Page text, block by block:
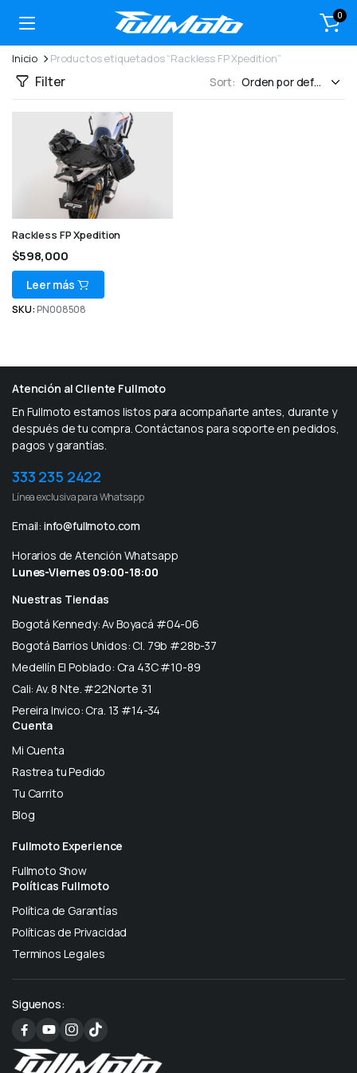
0
Inicio Productos etiquetados “Rackless FP Xpedition”
Filter Sort:
Rackless FP Xpedition
$598,000
Leer más
SKU: PN008508
Atención al Cliente Fullmoto
En Fullmoto estamos listos para acompañarte antes, durante y
después de tu compra. Contáctanos para soporte en pedidos,
pagos y garantías.
333 235 2422
Línea exclusiva para Whatsapp
Email: info@fullmoto.com
Horarios de Atención Whatsapp
Lunes-Viernes 09:00-18:00
Nuestras Tiendas
Bogotá Kennedy: Av Boyacá #04-06
Bogotá Barrios Unidos: Cl. 79b #28b-37
Medellín El Poblado: Cra 43C #10-89
Cali: Av. 8 Nte. #22Norte 31
Pereira Invico: Cra. 13 #14-34
Cuenta
Mi Cuenta
Rastrea tu Pedido
Tu Carrito
Blog
Fullmoto Experience
Fullmoto Show
Políticas Fullmoto
Política de Garantías
Políticas de Privacidad
Terminos Legales
Siguenos: